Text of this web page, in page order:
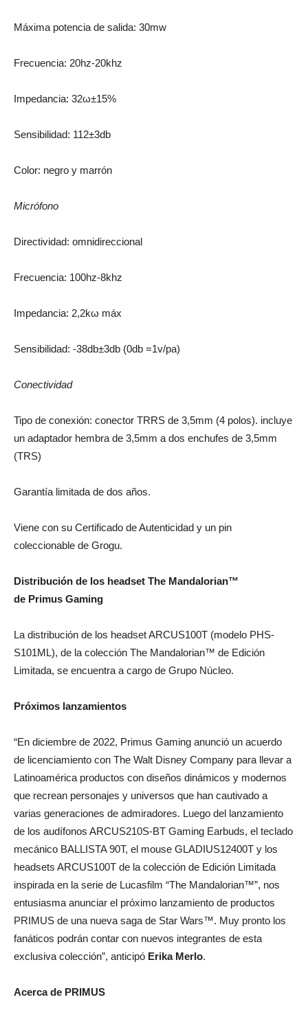
Máxima potencia de salida: 30mw
Frecuencia: 20hz-20khz
Impedancia: 32ω±15%
Sensibilidad: 112±3db
Color: negro y marrón
Micrófono
Directividad: omnidireccional
Frecuencia: 100hz-8khz
Impedancia: 2,2kω máx
Sensibilidad: -38db±3db (0db =1v/pa)
Conectividad
Tipo de conexión: conector TRRS de 3,5mm (4 polos). incluye
un adaptador hembra de 3,5mm a dos enchufes de 3,5mm
(TRS)
Garantía limitada de dos años.
Viene con su Certificado de Autenticidad y un pin
coleccionable de Grogu.
Distribución de los headset The Mandalorian™
de Primus Gaming
La distribución de los headset ARCUS100T (modelo PHS-
S101ML), de la colección The Mandalorian™ de Edición
Limitada, se encuentra a cargo de Grupo Núcleo.
Próximos lanzamientos
“En diciembre de 2022, Primus Gaming anunció un acuerdo
de licenciamiento con The Walt Disney Company para llevar a
Latinoamérica productos con diseños dinámicos y modernos
que recrean personajes y universos que han cautivado a
varias generaciones de admiradores. Luego del lanzamiento
de los audífonos ARCUS210S-BT Gaming Earbuds, el teclado
mecánico BALLISTA 90T, el mouse GLADIUS12400T y los
headsets ARCUS100T de la colección de Edición Limitada
inspirada en la serie de Lucasfilm “The Mandalorian™”, nos
entusiasma anunciar el próximo lanzamiento de productos
PRIMUS de una nueva saga de Star Wars™. Muy pronto los
fanáticos podrán contar con nuevos integrantes de esta
exclusiva colección”, anticipó Erika Merlo.
Acerca de PRIMUS